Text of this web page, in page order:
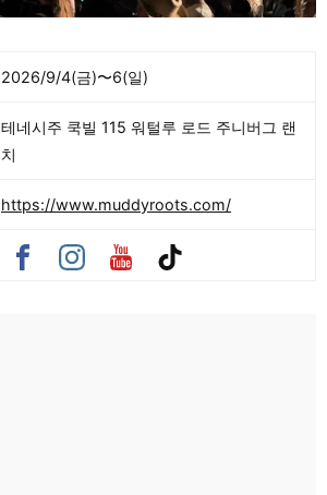
2026/9/4(금)〜6(일)
테네시주 쿡빌 115 워털루 로드 주니버그 랜
치
https://www.muddyroots.com/